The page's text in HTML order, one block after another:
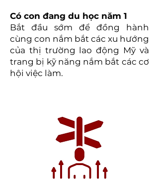
Có con đang du học năm 1
Bắt đầu sớm để đồng hành
cùng con nắm bắt các xu hướng
của thị trường lao động Mỹ và
trang bị kỹ năng nắm bắt các cơ
hội việc làm.